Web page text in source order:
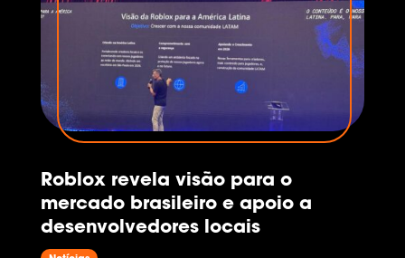
Roblox revela visão para o
mercado brasileiro e apoio a
desenvolvedores locais